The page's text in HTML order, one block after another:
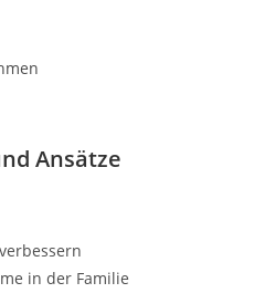
Ansätze
in der Familie